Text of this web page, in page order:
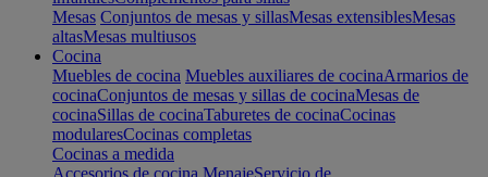
Mesas Conjuntos de mesas y sillasMesas extensiblesMesas
altasMesas multiusos
Cocina
Muebles de cocina Muebles auxiliares de cocinaArmarios de
cocinaConjuntos de mesas y sillas de cocinaMesas de
cocinaSillas de cocinaTaburetes de cocinaCocinas
modularesCocinas completas
Cocinas a medida
Accesorios de cocina MenajeServicio de